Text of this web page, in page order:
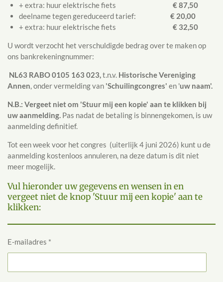
+ extra: huur elektrische fiets € 87,50
deelname tegen gereduceerd tarief: € 20,00
+ extra: huur elektrische fiets
€ 32,50
U wordt verzocht het verschuldigde bedrag over te maken op
ons bankrekeningnummer:
NL63 RABO 0105 163 023,t.n.v. Historische Vereniging
Annen, onder vermelding van 'Schuilingcongres' en 'uw naam'.
N.B.: Vergeet niet om 'Stuur mij een kopie' aan te klikken bij
uw aanmelding. Pas nadat de betaling is binnengekomen, is uw
aanmelding definitief.
Tot een week voor het congres (uiterlijk 4 juni 2026) kunt u de
aanmelding kostenloos annuleren, na deze datum is dit niet
meer mogelijk.
Vul hieronder uw gegevens en wensen in en
vergeet niet de knop 'Stuur mij een kopie' aan te
klikken:
E-mailadres *